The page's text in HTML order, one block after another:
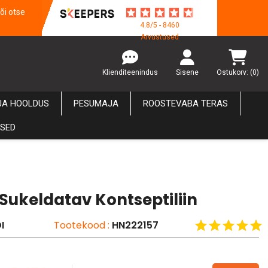
otse
4.8/5 - 8460
Arvustused
Klienditeenindus Sisene Ostukorv: (0)
HOOLDUS PESUMAJA ROOSTEVABA TERAS
Kontseptiliin
Tootekood : HN222157